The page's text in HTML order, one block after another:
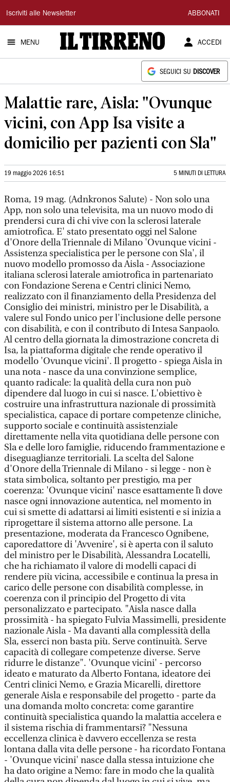
Il
Tirreno
Iscriviti alle Newsletter ABBONATI
MENU ACCEDI
SEGUICI SU DISCOVER
Malattie rare, Aisla: "Ovunque
vicini, con App Isa visite a
domicilio per pazienti con Sla"
19 maggio 2026 16:51 5 MINUTI DI LETTURA
Roma, 19 mag. (Adnkronos Salute) - Non solo una
App, non solo una televisita, ma un nuovo modo di
prendersi cura di chi vive con la sclerosi laterale
amiotrofica. E' stato presentato oggi nel Salone
d'Onore della Triennale di Milano 'Ovunque vicini -
Assistenza specialistica per le persone con Sla', il
nuovo modello promosso da Aisla - Associazione
italiana sclerosi laterale amiotrofica in partenariato
con Fondazione Serena e Centri clinici Nemo,
realizzato con il finanziamento della Presidenza del
Consiglio dei ministri, ministro per le Disabilità, a
valere sul Fondo unico per l'inclusione delle persone
con disabilità, e con il contributo di Intesa Sanpaolo.
Al centro della giornata la dimostrazione concreta di
Isa, la piattaforma digitale che rende operativo il
modello 'Ovunque vicini'. Il progetto - spiega Aisla in
una nota - nasce da una convinzione semplice,
quanto radicale: la qualità della cura non può
dipendere dal luogo in cui si nasce. L'obiettivo è
costruire una infrastruttura nazionale di prossimità
specialistica, capace di portare competenze cliniche,
supporto sociale e continuità assistenziale
direttamente nella vita quotidiana delle persone con
Sla e delle loro famiglie, riducendo frammentazione e
diseguaglianze territoriali. La scelta del Salone
d'Onore della Triennale di Milano - si legge - non è
stata simbolica, soltanto per prestigio, ma per
coerenza: 'Ovunque vicini' nasce esattamente lì dove
nasce ogni innovazione autentica, nel momento in
cui si smette di adattarsi ai limiti esistenti e si inizia a
riprogettare il sistema attorno alle persone. La
presentazione, moderata da Francesco Ognibene,
caporedattore di 'Avvenire', si è aperta con il saluto
del ministro per le Disabilità, Alessandra Locatelli,
che ha richiamato il valore di modelli capaci di
rendere più vicina, accessibile e continua la presa in
carico delle persone con disabilità complesse, in
coerenza con il principio del Progetto di vita
personalizzato e partecipato. "Aisla nasce dalla
prossimità - ha spiegato Fulvia Massimelli, presidente
nazionale Aisla - Ma davanti alla complessità della
Sla, esserci non basta più. Serve continuità. Serve
capacità di collegare competenze diverse. Serve
ridurre le distanze". 'Ovunque vicini' - percorso
ideato e maturato da Alberto Fontana, ideatore dei
Centri clinici Nemo, e Grazia Micarelli, direttore
generale Aisla e responsabile del progetto - parte da
una domanda molto concreta: come garantire
continuità specialistica quando la malattia accelera e
il sistema rischia di frammentarsi? "Nessuna
eccellenza clinica è davvero eccellenza se resta
lontana dalla vita delle persone - ha ricordato Fontana
- 'Ovunque vicini' nasce dalla stessa intuizione che
ha dato origine a Nemo: fare in modo che la qualità